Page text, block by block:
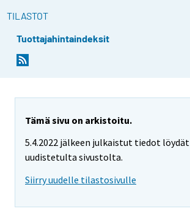
TILASTOT
Tuottajahintaindeksit
Tämä sivu on arkistoitu.
5.4.2022 jälkeen julkaistut tiedot löydät
uudistetulta sivustolta.
Siirry uudelle tilastosivulle